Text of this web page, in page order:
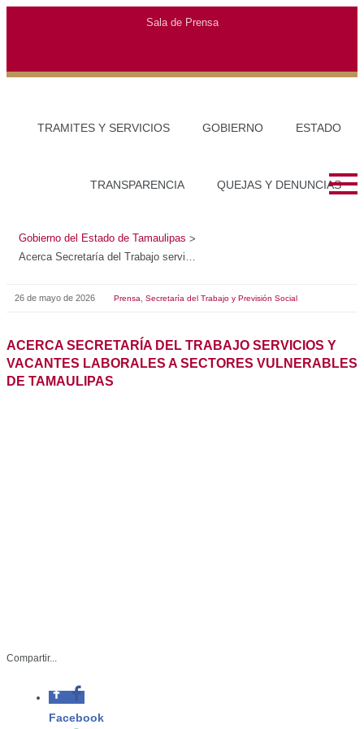
Sala de Prensa
TRAMITES Y SERVICIOS GOBIERNO ESTADO
TRANSPARENCIA QUEJAS Y DENUNCIAS
Gobierno del Estado de Tamaulipas >
26 de mayo de 2026 Prensa Secretaría del Trabajo y Previsión Social
ACERCA SECRETARÍA DEL TRABAJO SERVICIOS Y
VACANTES LABORALES A SECTORES VULNERABLES
DE TAMAULIPAS
Compartir...
Facebook